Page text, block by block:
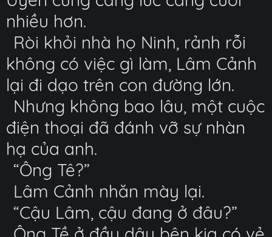
nhiều hơn.
Ròi khỏi nhà họ Ninh, rảnh rỗi
không có việc gì làm, Lâm Cảnh
lại đi dạo trên con đường lớn.
Nhưng không bao lâu, một cuộc
điện thoại đã đánh vỡ sự nhàn
hạ của anh.
“Ông Tê?”
Lâm Cảnh nhăn mày lại.
“Cậu Lâm, cậu đang ở đâu?”